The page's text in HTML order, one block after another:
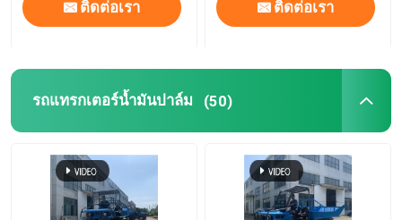
ตีนตะขาบ Mini Dumper
รถดันดินเครื่องจักรกลหนัก
รถตักล้อหน้า
เครื่องจักรกลหนัก รถเกลี่ยดิน
ติดต่อเรา ติดต่อเรา
รถแทรกเตอร์น้ำมันปาล์ม (50)